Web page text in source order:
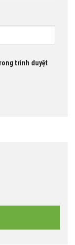
trình duyệt